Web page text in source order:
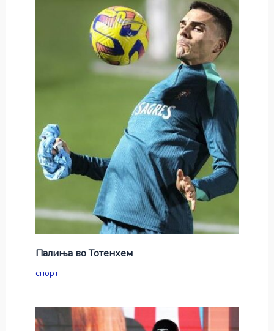
Палиња во Тотенхем
спорт